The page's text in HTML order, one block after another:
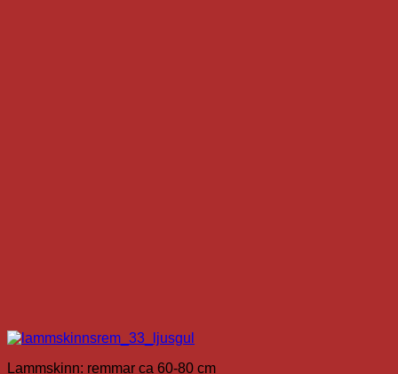
Lammskinn: remmar ca 60-80 cm